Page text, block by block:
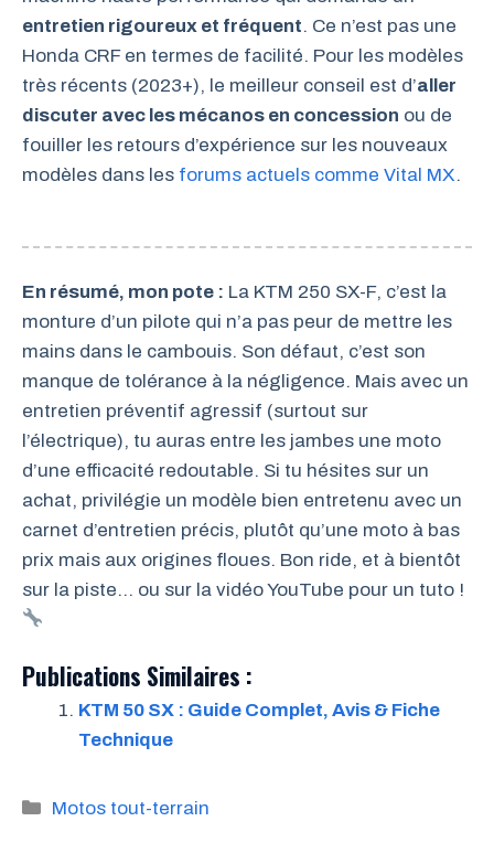
entretien rigoureux et fréquent. Ce n’est pas une
Honda CRF en termes de facilité. Pour les modèles
très récents (2023+), le meilleur conseil est d’aller
discuter avec les mécanos en concession ou de
fouiller les retours d’expérience sur les nouveaux
modèles dans les forums actuels comme Vital MX.
En résumé, mon pote : La KTM 250 SX-F, c’est la
monture d’un pilote qui n’a pas peur de mettre les
mains dans le cambouis. Son défaut, c’est son
manque de tolérance à la négligence. Mais avec un
entretien préventif agressif (surtout sur
l’électrique), tu auras entre les jambes une moto
d’une efficacité redoutable. Si tu hésites sur un
achat, privilégie un modèle bien entretenu avec un
carnet d’entretien précis, plutôt qu’une moto à bas
prix mais aux origines floues. Bon ride, et à bientôt
sur la piste… ou sur la vidéo YouTube pour un tuto !
Publications Similaires :
KTM 50 SX : Guide Complet, Avis & Fiche
Technique
Catégories
Motos tout-terrain